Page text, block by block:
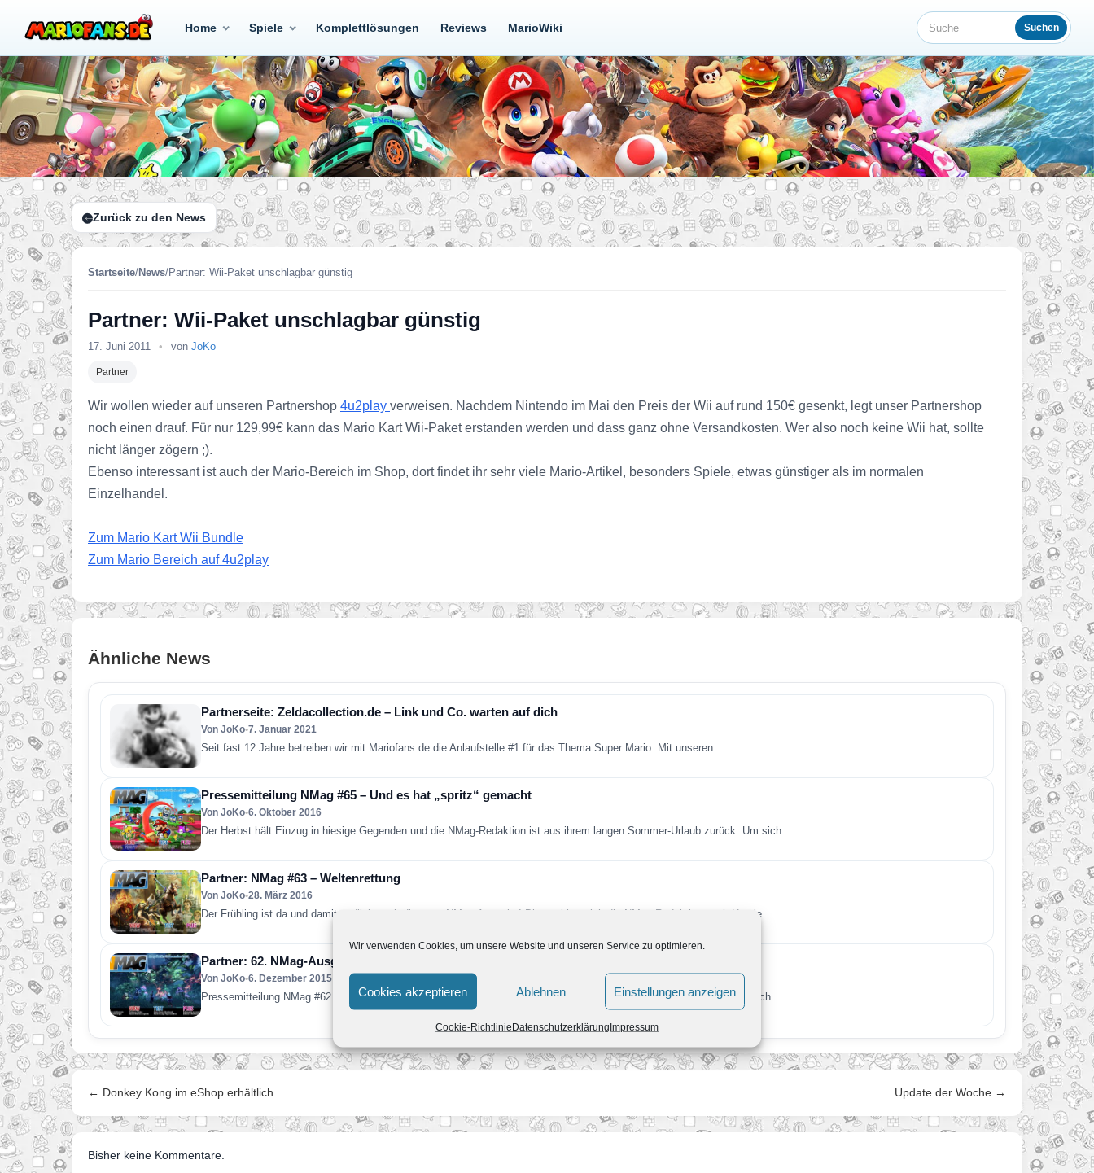
Wir verwenden Cookies, um unsere Website und unseren Service zu optimieren.
Cookies akzeptieren Ablehnen Einstellungen anzeigen
Cookie-RichtlinieDatenschutzerklärungImpressum
Home Spiele Komplettlösungen Reviews MarioWiki Suche Suchen
Zurück zu den News
Startseite/News/Partner: Wii-Paket unschlagbar günstig
Partner: Wii-Paket unschlagbar günstig
17. Juni 2011 • von JoKo
Partner
Wir wollen wieder auf unseren Partnershop 4u2play verweisen. Nachdem Nintendo im Mai den Preis der Wii auf rund 150€ gesenkt, legt unser Partnershop
noch einen drauf. Für nur 129,99€ kann das Mario Kart Wii-Paket erstanden werden und dass ganz ohne Versandkosten. Wer also noch keine Wii hat, sollte
nicht länger zögern ;).
Ebenso interessant ist auch der Mario-Bereich im Shop, dort findet ihr sehr viele Mario-Artikel, besonders Spiele, etwas günstiger als im normalen
Einzelhandel.
Zum Mario Kart Wii Bundle
Zum Mario Bereich auf 4u2play
Ähnliche News
Partnerseite: Zeldacollection.de – Link und Co. warten auf dich
Von JoKo•7. Januar 2021
Seit fast 12 Jahre betreiben wir mit Mariofans.de die Anlaufstelle #1 für das Thema Super Mario. Mit unseren…
Pressemitteilung NMag #65 – Und es hat „spritz“ gemacht
Von JoKo•6. Oktober 2016
Der Herbst hält Einzug in hiesige Gegenden und die NMag-Redaktion ist aus ihrem langen Sommer-Urlaub zurück. Um sich…
Partner: NMag #63 – Weltenrettung
Von JoKo•28. März 2016
Der Frühling ist da und damit endlich auch die neue NMag-Ausgabe! Diesmal hat sich die NMag-Redaktion nach Hyrule…
Partner: 62. NMag-Ausgabe
Von JoKo•6. Dezember 2015
Pressemitteilung NMag #62 – Abenteuerlust Der Winter steht vor der Tür und das bedeutet für viele Videospieler reichlich…
← Donkey Kong im eShop erhältlich Update der Woche →
Bisher keine Kommentare.